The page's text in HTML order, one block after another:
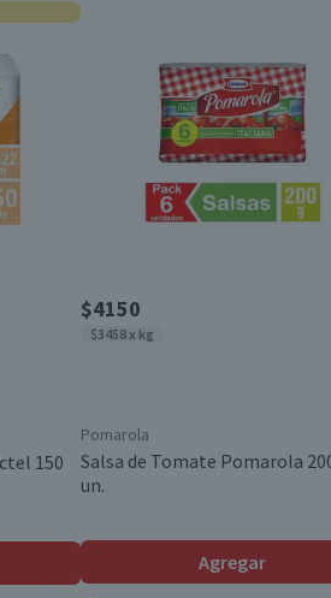
hasta su fecha de caducidad
150
$4150
$3458 x kg
Pomarola
Salsa de Tomate Pomarola
un.
Agregar